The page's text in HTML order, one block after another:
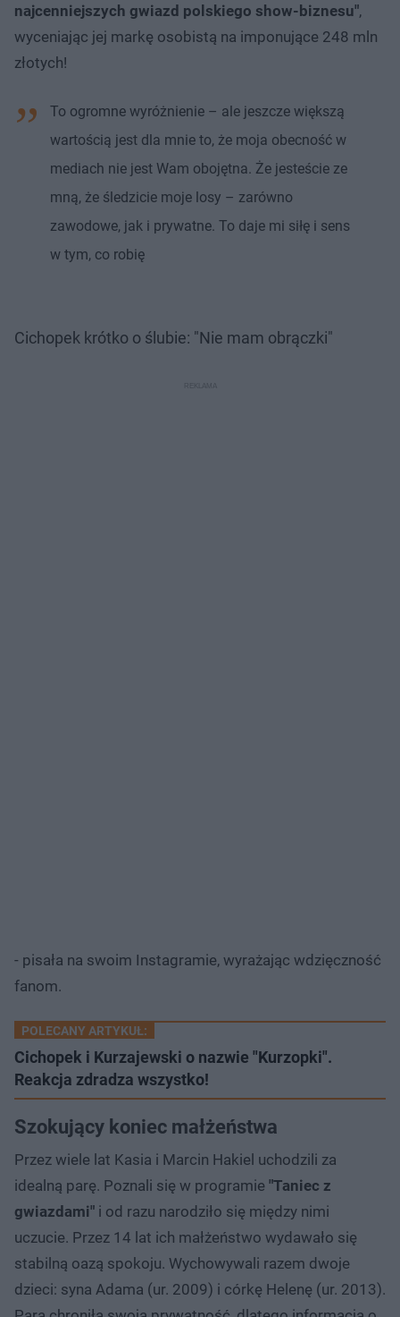
najcenniejszych gwiazd polskiego show-biznesu",
wyceniając jej markę osobistą na imponujące 248 mln
złotych!
To ogromne wyróżnienie – ale jeszcze większą
wartością jest dla mnie to, że moja obecność w
mediach nie jest Wam obojętna. Że jesteście ze
mną, że śledzicie moje losy – zarówno
zawodowe, jak i prywatne. To daje mi siłę i sens
w tym, co robię
Cichopek krótko o ślubie: "Nie mam obrączki"
- pisała na swoim Instagramie, wyrażając wdzięczność
fanom.
POLECANY ARTYKUŁ:
Cichopek i Kurzajewski o nazwie "Kurzopki".
Reakcja zdradza wszystko!
Szokujący koniec małżeństwa
Przez wiele lat Kasia i Marcin Hakiel uchodzili za
idealną parę. Poznali się w programie "Taniec z
gwiazdami" i od razu narodziło się między nimi
uczucie. Przez 14 lat ich małżeństwo wydawało się
stabilną oazą spokoju. Wychowywali razem dwoje
dzieci: syna Adama (ur. 2009) i córkę Helenę (ur. 2013).